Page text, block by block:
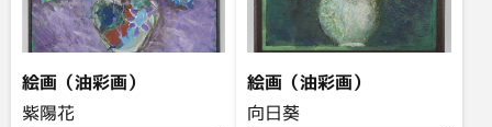
絵画（油彩画）
紫陽花
絵画（油彩画）
向日葵